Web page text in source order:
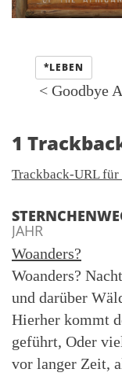
Kategorien:
*LEBEN
< Goodbye
1
Trackback-URL für
JAHR
Woanders?
Woanders?
und darüber
Hierher kommt
geführt, Oder
vor langer Zeit,